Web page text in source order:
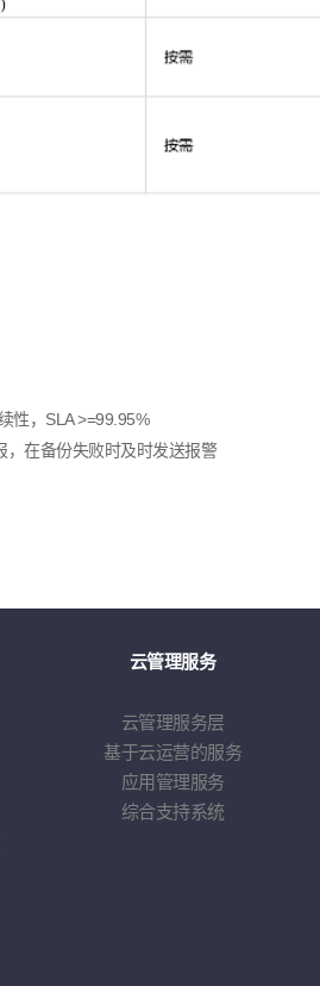
性， SLA >=99.95%
，在备份失败时及时发送报警
云管理服务
云管理服务层
基于云运营的服务
应用管理服务
综合支持系统